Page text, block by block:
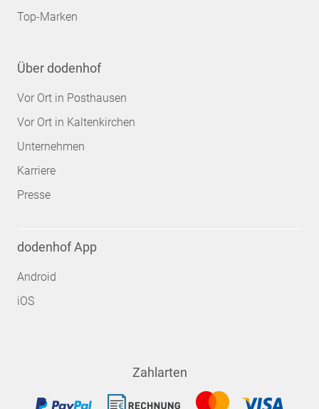
Top-Marken
Über dodenhof
Vor Ort in Posthausen
Vor Ort in Kaltenkirchen
Unternehmen
Karriere
Presse
dodenhof App
Android
iOS
Zahlarten